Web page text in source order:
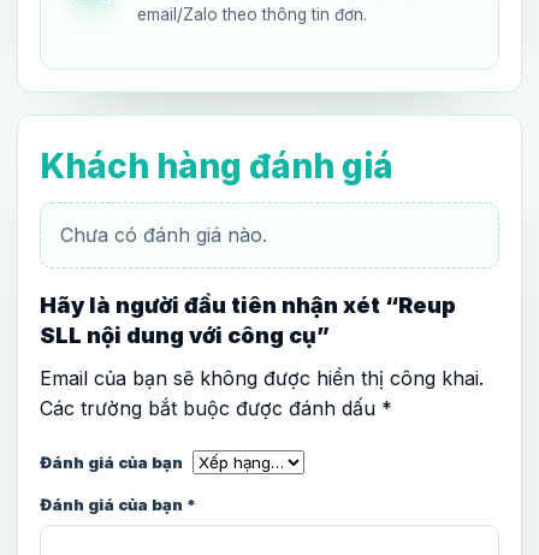
email/Zalo theo thông tin đơn.
Khách hàng đánh giá
Chưa có đánh giá nào.
Hãy là người đầu tiên nhận xét “Reup
SLL nội dung với công cụ”
Email của bạn sẽ không được hiển thị công khai.
Các trường bắt buộc được đánh dấu *
Đánh giá của bạn
Đánh giá của bạn *